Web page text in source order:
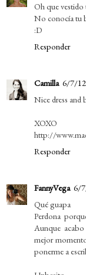
Oh que vestido
No conocía tu
:D
Responder
Camilla 6/7/
Nice dress and
XOXO
http://
Responder
FannyVega 6/
Qué guapa
Perdona
Aunque
mejor
ponerme a